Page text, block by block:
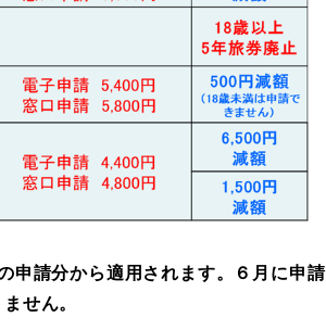
請分から適用されます。６月に申
せん。